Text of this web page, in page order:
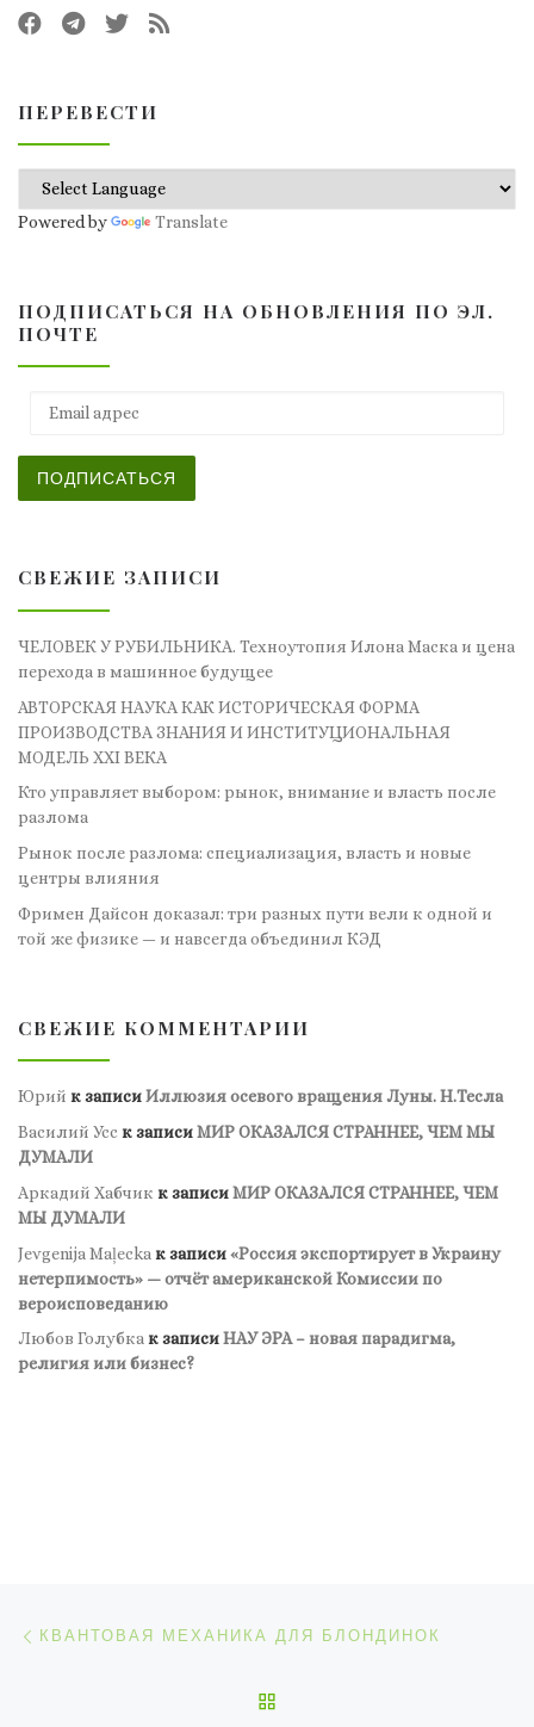
ПЕРЕВЕСТИ
Powered by Translate
ПОДПИСАТЬСЯ НА ОБНОВЛЕНИЯ ПО ЭЛ.
ПОЧТЕ
ПОДПИСАТЬСЯ
СВЕЖИЕ ЗАПИСИ
ЧЕЛОВЕК У РУБИЛЬНИКА. Техноутопия Илона Маска и цена
перехода в машинное будущее
АВТОРСКАЯ НАУКА КАК ИСТОРИЧЕСКАЯ ФОРМА
ПРОИЗВОДСТВА ЗНАНИЯ И ИНСТИТУЦИОНАЛЬНАЯ
МОДЕЛЬ XXI ВЕКА
Кто управляет выбором: рынок, внимание и власть после
разлома
Рынок после разлома: специализация, власть и новые
центры влияния
Фримен Дайсон доказал: три разных пути вели к одной и
той же физике — и навсегда объединил КЭД
СВЕЖИЕ КОММЕНТАРИИ
Юрий к записиИллюзия осевого вращения Луны. Н.Тесла
Василий Усс к записиМИР ОКАЗАЛСЯ СТРАННЕЕ, ЧЕМ МЫ
ДУМАЛИ
Аркадий Хабчик к записиМИР ОКАЗАЛСЯ СТРАННЕЕ, ЧЕМ
МЫ ДУМАЛИ
Jevgenija Maļecka к записи«Россия экспортирует в Украину
нетерпимость» — отчёт американской Комиссии по
вероисповеданию
Любов Голубкак записиНАУ ЭРА – новая парадигма,
религия или бизнес?
КВАНТОВАЯ МЕХАНИКА ДЛЯ БЛОНДИНОК